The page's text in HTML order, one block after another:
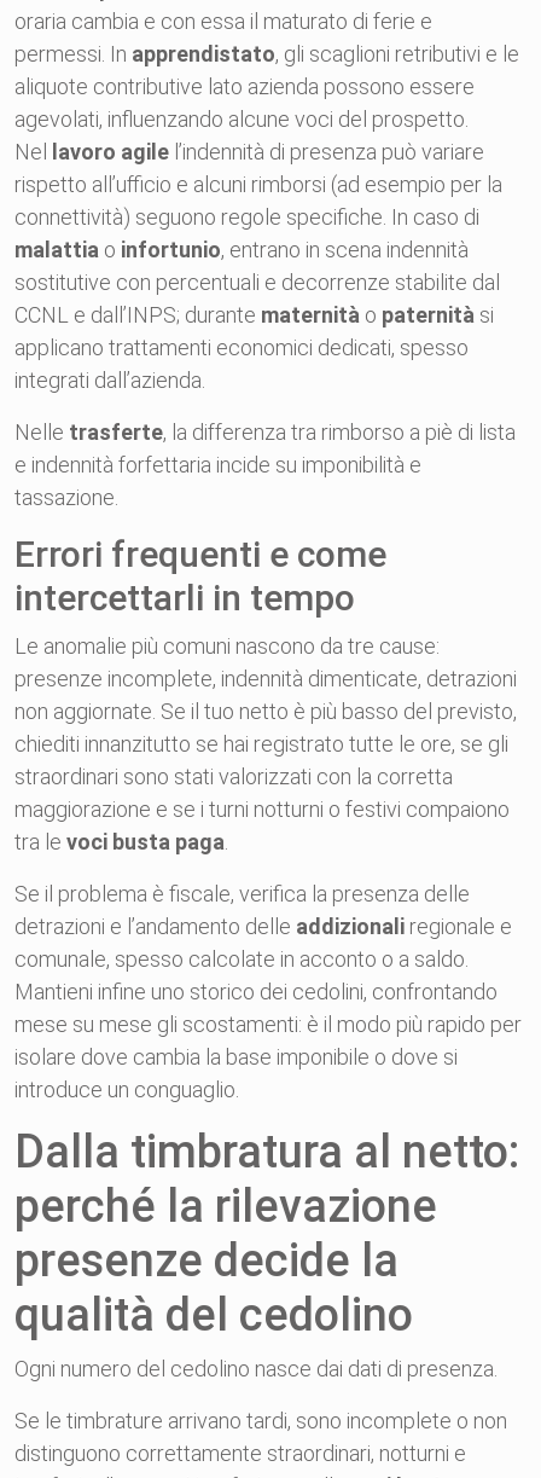
oraria cambia e con essa il maturato di ferie e
permessi. In apprendistato, gli scaglioni retributivi e le
aliquote contributive lato azienda possono essere
agevolati, influenzando alcune voci del prospetto.
Nel
lavoro agile l’indennità di presenza può variare
rispetto all’ufficio e alcuni rimborsi (ad esempio per la
connettività) seguono regole specifiche. In caso di
malattia o infortunio, entrano in scena indennità
sostitutive con percentuali e decorrenze stabilite dal
CCNL e dall’INPS; durante maternità o paternità si
applicano trattamenti economici dedicati, spesso
integrati dall’azienda.
Nelle trasferte, la differenza tra rimborso a piè di lista
e indennità forfettaria incide su imponibilità e
tassazione.
Errori frequenti e come
intercettarli in tempo
Le anomalie più comuni nascono da tre cause:
presenze incomplete, indennità dimenticate, detrazioni
non aggiornate. Se il tuo netto è più basso del previsto,
chiediti innanzitutto se hai registrato tutte le ore, se gli
straordinari sono stati valorizzati con la corretta
maggiorazione e se i turni notturni o festivi compaiono
tra le voci busta paga
Se il problema è fiscale, verifica la presenza delle
detrazioni e l’andamento delle addizionali regionale e
comunale, spesso calcolate in acconto o a saldo.
Mantieni infine uno storico dei cedolini, confrontando
mese su mese gli scostamenti: è il modo più rapido per
isolare dove cambia la base imponibile o dove si
introduce un conguaglio.
Dalla timbratura al netto:
perché la rilevazione
presenze decide la
qualità del cedolino
Ogni numero del cedolino nasce dai dati di presenza.
Se le timbrature arrivano tardi, sono incomplete o non
distinguono correttamente straordinari, notturni e